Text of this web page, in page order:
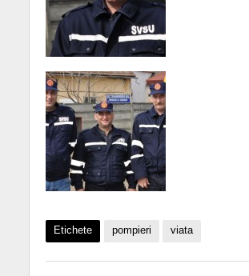
Etichete pompieri viata